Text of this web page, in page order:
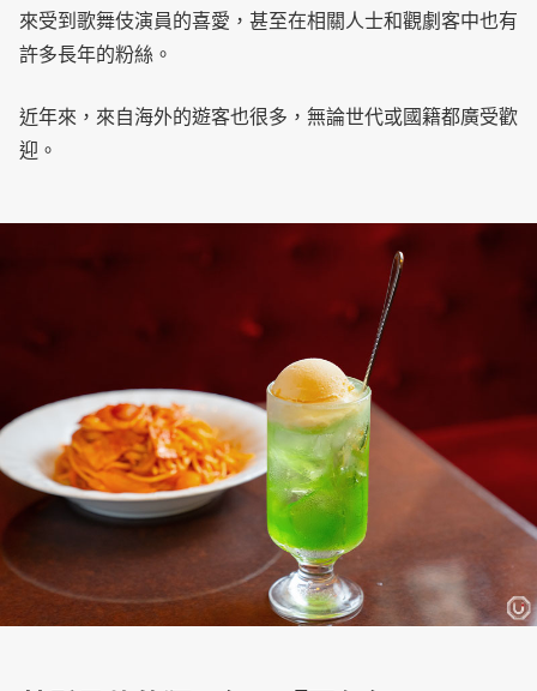
來受到歌舞伎演員的喜愛，甚至在相關人士和觀劇客中也有
許多長年的粉絲。
近年來，來自海外的遊客也很多，無論世代或國籍都廣受歡
迎。